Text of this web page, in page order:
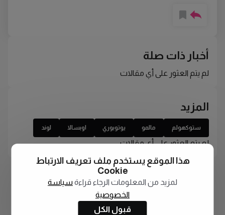
أخبار ذات صلة
لم يتم العثور على أي مقالات
المزيد
ستوكهولم مالمو يوتوبوري اوبسالا لوند
لم يتم العثور على أي مقالات
هذا الموقع يستخدم ملف تعريف الارتباط
Cookie
لمزيد من المعلومات الرجاء قراءة سياسة
الخصوصية
قبول الكل